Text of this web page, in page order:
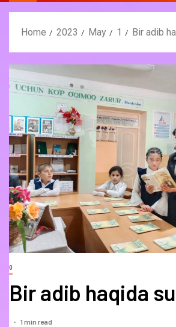
Home 2023 May 1 Bir adib
0
Bir adib haqida
1 min read